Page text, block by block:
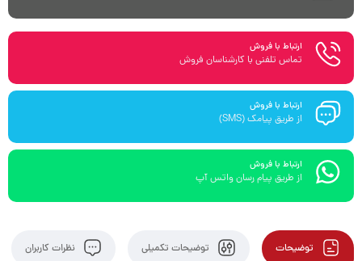
ارتباط با فروش
تماس تلفنی با کارشناسان فروش
ارتباط با فروش
از طریق پیامک (SMS)
ارتباط با فروش
از طریق پیام رسان واتس آپ
توضیحات توضیحات تکمیلی نظرات کاربران